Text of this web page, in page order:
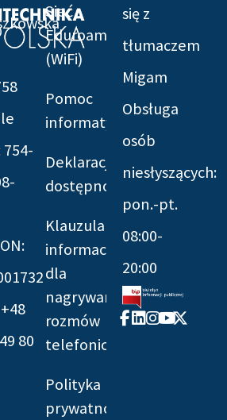
754-
80
Sieć
Eduroam
(WiFi)
Pomoc
informatyczna
Deklaracja
dostępności
Klauzula
informacyjna
dla
nagrywania
rozmów
telefonicznych
Polityka
prywatności
się z
tłumaczem
Migam
Obsługa
osób
niesłyszących:
pon.-pt.
08:00-
20:00
Facebook-
f
Linkedin
Instagram
Youtube
X-
twitter